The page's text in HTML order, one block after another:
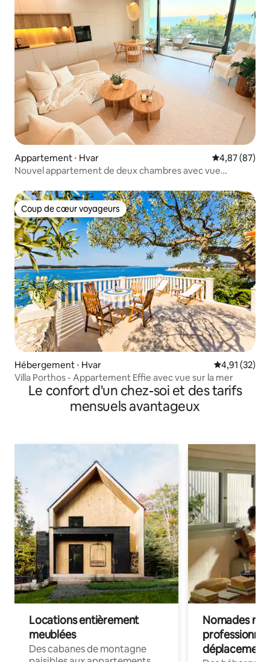
Appartement ⋅ Hvar Évaluation
4,87 (87)
Nouvel appartement de deux chambres avec vue
Coup de cœur voyageurs
Coup de cœur voyageurs
Hébergement ⋅ Hvar Évaluation
4,91 (32)
Villa Porthos - Appartement Effie avec vue sur la mer
Le confort d'un chez-soi et des tarifs
mensuels avantageux
Locations entièrement
meublées
Des cabanes de montagne
Nomades
déplacement